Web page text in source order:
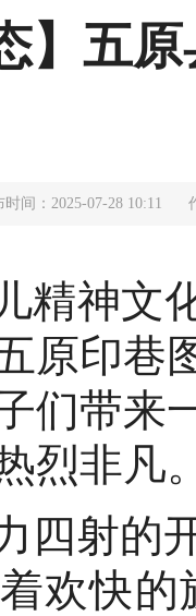
】五
时间：2025-07-28 10:11
精神文
原印巷
们带来
烈非凡
四射的
欢快